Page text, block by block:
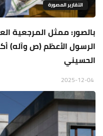
التقارير المصورة
بالصور: ممثل المرجعية
الرسول الأعظم (ص وآله)
الحسيني